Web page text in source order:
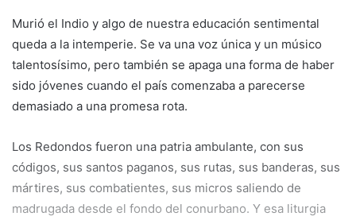
Murió el Indio y algo de nuestra educación sentimental
queda a la intemperie. Se va una voz única y un músico
talentosísimo, pero también se apaga una forma de haber
sido jóvenes cuando el país comenzaba a parecerse
demasiado a una promesa rota.
Los Redondos fueron una patria ambulante, con sus
códigos, sus santos paganos, sus rutas, sus banderas, sus
mártires, sus combatientes, sus micros saliendo de
madrugada desde el fondo del conurbano. Y esa liturgia